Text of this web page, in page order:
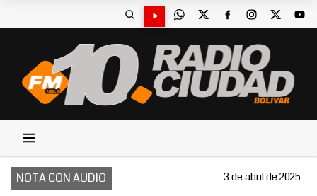
NOTA CON AUDIO 3 de abril de 2025